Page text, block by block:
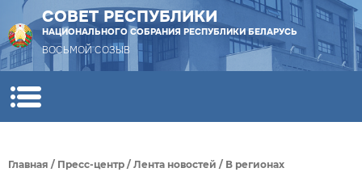
СОВЕТ РЕСПУБЛИКИ
НАЦИОНАЛЬНОГО СОБРАНИЯ РЕСПУБЛИКИ БЕЛАРУСЬ
ВОСЬМОЙ СОЗЫВ
Главная / Пресс-центр / Лента новостей / В регионах